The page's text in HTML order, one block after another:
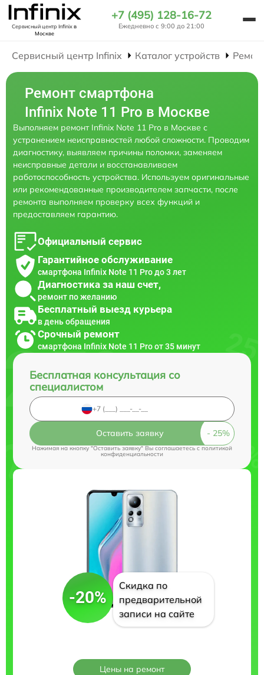
Сервисный центр Infinixв
Москве
+7 (495) 128-16-72
Ежедневно с 9:00 до 21:00
Сервисный центр Infinix Каталог устройств
Ремонт смартфона
Infinix Note 11 Pro в Москве
Выполняем ремонт Infinix Note 11 Pro в Москве с
устранением неисправностей любой сложности. Проводим
диагностику, выявляем причины поломки, заменяем
неисправные детали и восстанавливаем
работоспособность устройства. Используем оригинальные
или рекомендованные производителем запчасти, после
ремонта выполняем проверку всех функций и
предоставляем гарантию.
Официальный сервис
Гарантийное обслуживание
смартфона Infinix Note 11 Pro до 3 лет
Диагностика за наш счет,
ремонт по желанию
Бесплатный выезд курьера
в день обращения
Срочный ремонт
смартфона Infinix Note 11 Pro от 35 минут
Бесплатная консультация со
специалистом
Оставить заявку
Нажимая на кнопку "Оставить заявку" Вы соглашаетесь cполитикой
конфиденциальности
-20%
Скидка по
предварительной
записи на сайте
Цены на ремонт